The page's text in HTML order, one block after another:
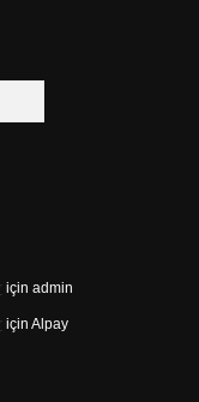
için admin
için Alpay